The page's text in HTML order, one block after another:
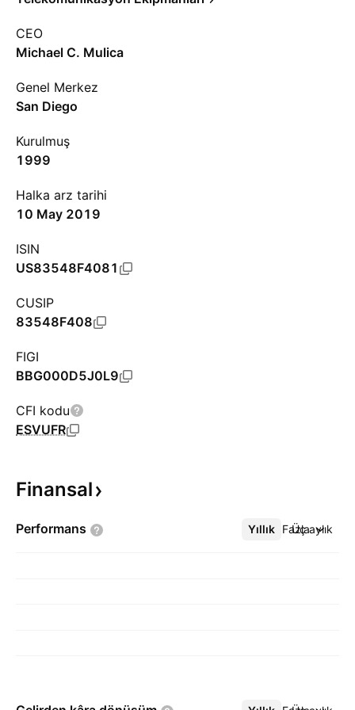
CEO
Michael C. Mulica
Genel Merkez
San Diego
Kurulmuş
1999
Halka arz tarihi
10 May 2019
ISIN
US83548F4081
CUSIP
83548F408
FIGI
BBG000D5J0L9
CFI kodu
ESVUFR
Finansal
Performans Yıllık Üç aylık
Daha Fazla